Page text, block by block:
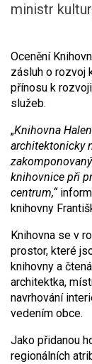
ministr
Ocenění
zásluh o rozvoj
přínosu k
služeb.
„Knihovna
architektonicky
knihovnice při
centrum,“
knihovny
Knihovna se v
prostor, které
knihovny a
architektka,
navrhování
vedením obce.
Jako přidanou
regionálních